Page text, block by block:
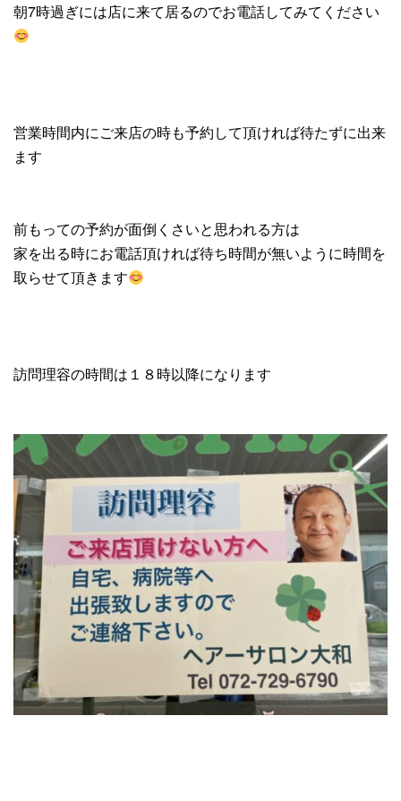
朝7時過ぎには店に来て居るのでお電話してみてください
営業時間内にご来店の時も予約して頂ければ待たずに出来
ます
前もっての予約が面倒くさいと思われる方は
家を出る時にお電話頂ければ待ち時間が無いように時間を
取らせて頂きます
訪問理容の時間は１８時以降になります